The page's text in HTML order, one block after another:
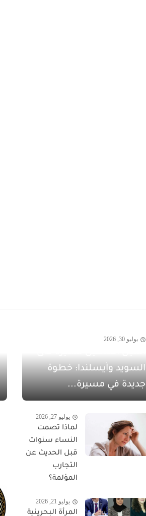
يوليو 30, 2026
السويد وآيسلندا: خطوة
جديدة في مسيرة...
يوليو 27, 2026
لماذا تصمت
النساء سنوات
قبل الحديث عن
التجارب
المؤلمة؟
يوليو 21, 2026
المرأة البحرينية